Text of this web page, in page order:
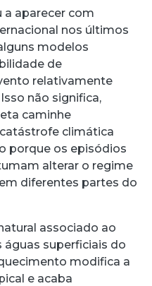
a aparecer com
nos últimos
modelos
de
relativamente
não significa,
caminhe
climática
porque os episódios
alterar o regime
diferentes partes do
associado ao
superficiais do
modifica a
e acaba